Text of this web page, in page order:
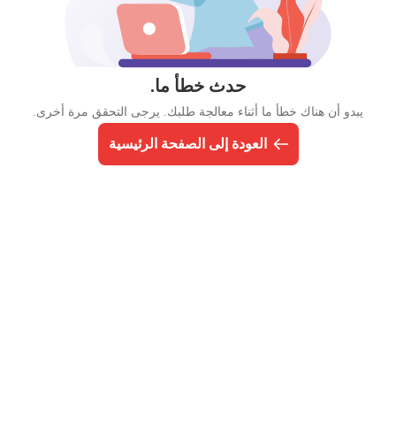
حدث خطأ ما.
يبدو أن هناك خطأ ما أثناء معالجة طلبك. يرجى التحقق مرة أخرى.
العودة إلى الصفحة الرئيسية